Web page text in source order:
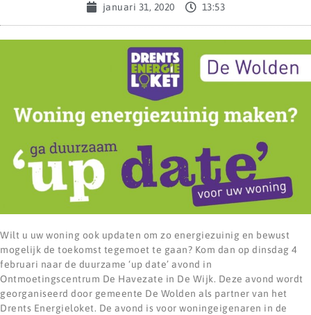
januari 31, 2020 13:53
Wilt u uw woning ook updaten om zo energiezuinig en bewust
mogelijk de toekomst tegemoet te gaan? Kom dan op dinsdag 4
februari naar de duurzame ‘up date’ avond in
Ontmoetingscentrum De Havezate in De Wijk. Deze avond wordt
georganiseerd door gemeente De Wolden als partner van het
Drents Energieloket. De avond is voor woningeigenaren in de